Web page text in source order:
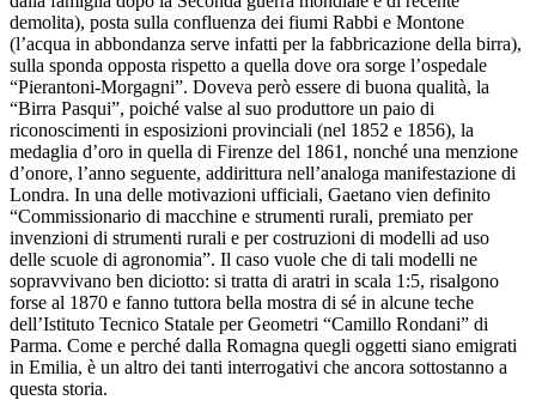
demolita), posta sulla confluenza dei fiumi Rabbi e Montone
(l’acqua in abbondanza serve infatti per la fabbricazione della birra),
sulla sponda opposta rispetto a quella dove ora sorge l’ospedale
“Pierantoni-Morgagni”. Doveva però essere di buona qualità, la
“Birra Pasqui”, poiché valse al suo produttore un paio di
riconoscimenti in esposizioni provinciali (nel 1852 e 1856), la
medaglia d’oro in quella di Firenze del 1861, nonché una menzione
d’onore, l’anno seguente, addirittura nell’analoga manifestazione di
Londra. In una delle motivazioni ufficiali, Gaetano vien definito
“Commissionario di macchine e strumenti rurali, premiato per
invenzioni di strumenti rurali e per costruzioni di modelli ad uso
delle scuole di agronomia”. Il caso vuole che di tali modelli ne
sopravvivano ben diciotto: si tratta di aratri in scala 1:5, risalgono
forse al 1870 e fanno tuttora bella mostra di sé in alcune teche
dell’Istituto Tecnico Statale per Geometri “Camillo Rondani” di
Parma. Come e perché dalla Romagna quegli oggetti siano emigrati
in Emilia, è un altro dei tanti interrogativi che ancora sottostanno a
questa storia.